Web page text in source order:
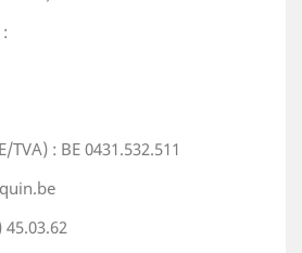
TVA) : BE 0431.532.511
45.03.62